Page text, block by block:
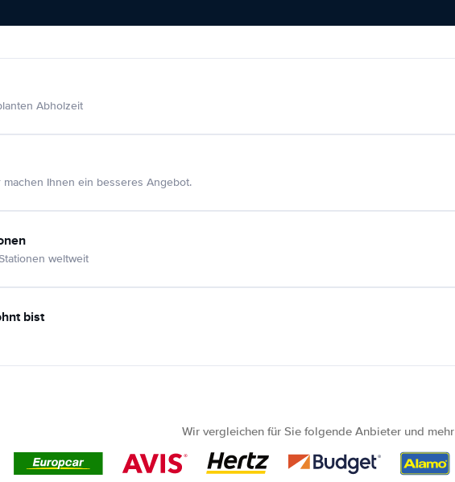
Abholzeit
Ihnen ein besseres Angebot.
weltweit
bist
Wir vergleichen für Sie folgende Anbieter und mehr